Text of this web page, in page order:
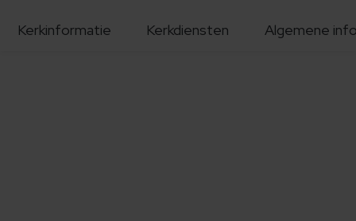
Kerkinformatie Kerkdiensten Algemene